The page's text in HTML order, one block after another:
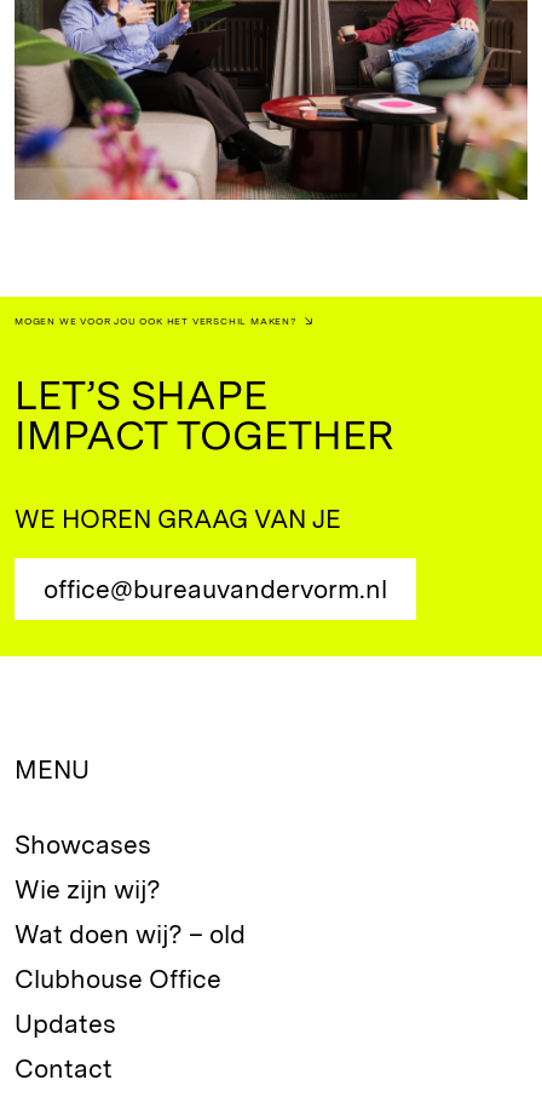
MOGEN WE VOOR JOU OOK HET VERSCHIL MAKEN?
LET’S SHAPE
IMPACT TOGETHER
WE HOREN GRAAG VAN JE
office@bureauvandervorm.nl
MENU
Showcases
Wie zijn wij?
Wat doen wij? – old
Clubhouse Office
Updates
Contact